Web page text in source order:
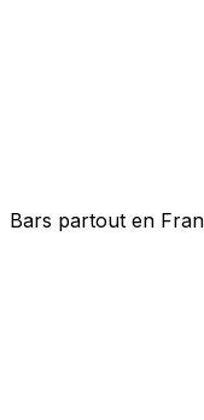
Bars partout en